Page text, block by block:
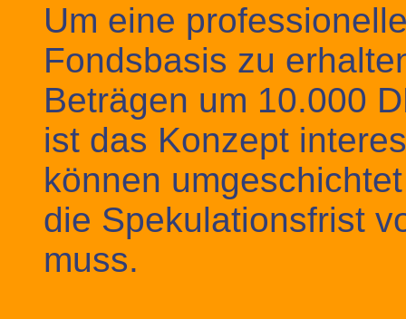
Um eine
Fondsbasis zu
Beträgen um 10.000
ist das Konzept
können
die Spekulationsfrist
muss.